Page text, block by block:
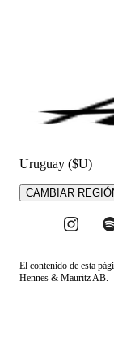
Uruguay ($U)
CAMBIAR
El contenido de esta
Hennes & Mauritz AB.